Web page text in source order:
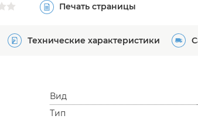
Печать страницы
Технические характеристики
Вид
Тип